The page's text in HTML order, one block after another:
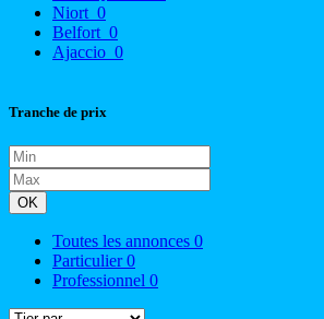
Niort 0
Belfort 0
Ajaccio 0
Tranche de prix
OK
Toutes les annonces 0
Particulier0
Professionnel 0